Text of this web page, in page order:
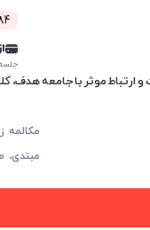
1384
از
جلسه ۱
ارتباط موثر با جامعه هدف،
مبتدی،